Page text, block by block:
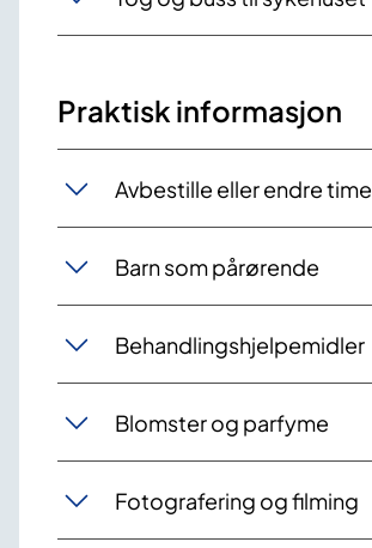
Praktisk informasjon
Avbestille eller endre time
Barn som pårørende
Behandlingshjelpemidler
Blomster og parfyme
Fotografering og filming